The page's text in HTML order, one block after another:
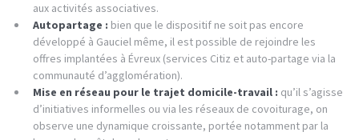
aux activités associatives.
Autopartage : bien que le dispositif ne soit pas encore
développé à Gauciel même, il est possible de rejoindre les
offres implantées à Évreux (services Citiz et auto-partage via la
communauté d’agglomération).
Mise en réseau pour le trajet domicile-travail : qu’il s’agisse
d’initiatives informelles ou via les réseaux de covoiturage, on
observe une dynamique croissante, portée notamment par la